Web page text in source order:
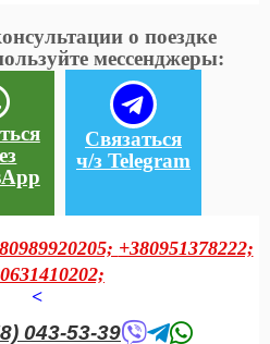
о поездке
мессенджеры:
Связаться
ч/з Telegram
+380951378222;
<
043-53-39